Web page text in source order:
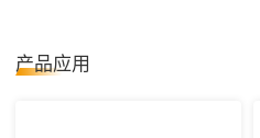
产品应用